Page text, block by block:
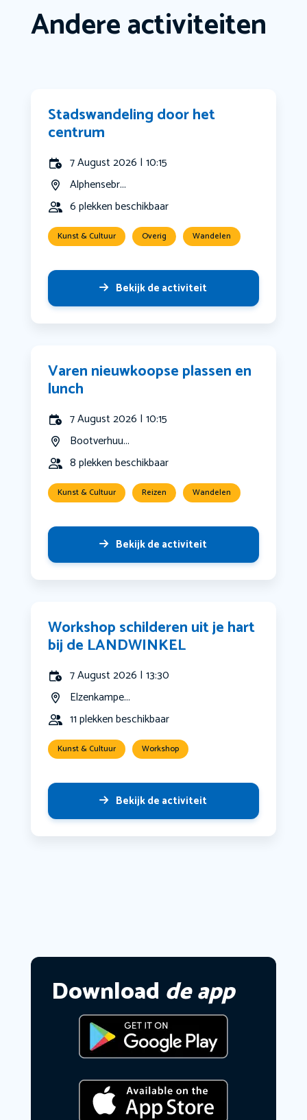
Andere activiteiten
Stadswandeling door het
centrum
7 August 2026 | 10:15
Alphensebr...
6 plekken beschikbaar
Kunst & Cultuur Overig Wandelen
Bekijk de activiteit
Varen nieuwkoopse plassen en
lunch
7 August 2026 | 10:15
Bootverhuu...
8 plekken beschikbaar
Kunst & Cultuur Reizen Wandelen
Bekijk de activiteit
Workshop schilderen uit je hart
bij de LANDWINKEL
7 August 2026 | 13:30
Elzenkampe...
11 plekken beschikbaar
Kunst & Cultuur Workshop
Bekijk de activiteit
Download de app